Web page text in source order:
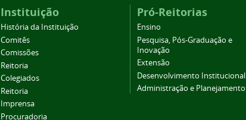
Instituição
História da Instituição
Comitês
Comissões
Reitoria
Colegiados
Reitoria
Imprensa
Procuradoria
Pró-Reitorias
Ensino
Pesquisa, Pós-Graduação e
Inovação
Extensão
Desenvolvimento Institucional
Administração e Planejamento